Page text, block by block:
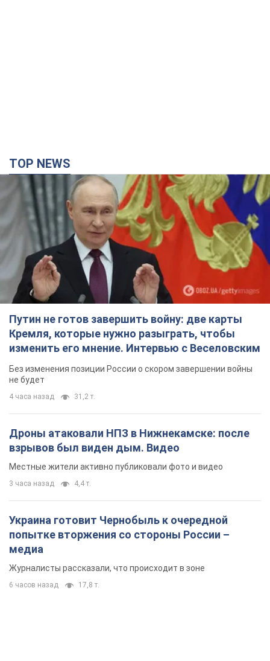
TOP NEWS
Путин не готов завершить войну: две карты
Кремля, которые нужно разыграть, чтобы
изменить его мнение. Интервью с Веселовским
Без изменения позиции России о скором завершении войны
не будет
4 часа назад 31,2 т.
Дроны атаковали НПЗ в Нижнекамске: после
взрывов был виден дым. Видео
Местные жители активно публиковали фото и видео
3 часа назад 4,4 т.
Украина готовит Чернобыль к очередной
попытке вторжения со стороны России –
медиа
Журналисты рассказали, что происходит в зоне
6 часов назад 17,8 т.